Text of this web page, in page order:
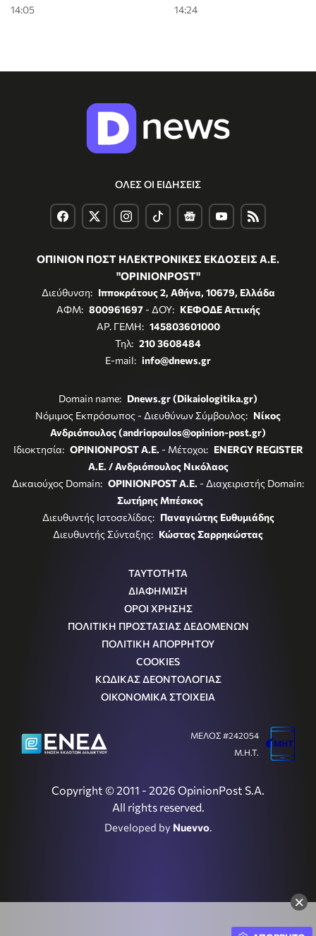
×
14:05
14:24
ΟΛΕΣ ΟΙ ΕΙΔΗΣΕΙΣ
ΟΠΙΝΙΟΝ ΠΟΣΤ ΗΛΕΚΤΡΟΝΙΚΕΣ ΕΚΔΟΣΕΙΣ Α.Ε.
"OPINIONPOST"
Διεύθυνση: Ιπποκράτους 2, Αθήνα, 10679, Ελλάδα
ΑΦΜ: 800961697- ΔΟΥ: ΚΕΦΟΔΕ Αττικής
ΑΡ. ΓΕΜΗ: 145803601000
Τηλ: 210 3608484
E-mail: info@dnews.gr
Domain name: Dnews.gr (Dikaiologitika.gr)
Νόμιμος Εκπρόσωπος - Διευθύνων Σύμβουλος: Νίκος
Ανδριόπουλος (andriopoulos@opinion-post.gr)
Ιδιοκτησία: OPINIONPOST A.E. - Μέτοχοι: ENERGY REGISTER
Α.Ε. / Ανδριόπουλος Νικόλαος
Δικαιούχος Domain: OPINIONPOST A.E. - Διαχειριστής Domain:
Σωτήρης Μπέσκος
Διευθυντής Ιστοσελίδας: Παναγιώτης Ευθυμιάδης
Διευθυντής Σύνταξης: Κώστας Σαρρηκώστας
ΤΑΥΤΟΤΗΤΑ
ΔΙΑΦΗΜΙΣΗ
ΟΡΟΙ ΧΡΗΣΗΣ
ΠΟΛΙΤΙΚΗ ΠΡΟΣΤΑΣΙΑΣ ΔΕΔΟΜΕΝΩΝ
ΠΟΛΙΤΙΚΗ ΑΠΟΡΡΗΤΟΥ
COOKIES
ΚΩΔΙΚΑΣ ΔΕΟΝΤΟΛΟΓΙΑΣ
ΟΙΚΟΝΟΜΙΚΑ ΣΤΟΙΧΕΙΑ
Copyright © 2011 - 2026 OpinionPost S.A.
All rights reserved.
Developed by Nuevvo.
ΜΕΛΟΣ #242054
Μ.Η.Τ.